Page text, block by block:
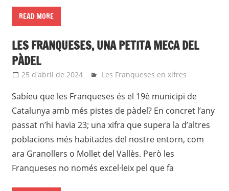
READ MORE
LES FRANQUESES, UNA PETITA MECA DEL
PÀDEL
25 d'abril de 2024 Eli
Les Franqueses en xifres
Sabíeu que les Franqueses és el 19è municipi de
Catalunya amb més pistes de pàdel? En concret l’any
passat n’hi havia 23; una xifra que supera la d’altres
poblacions més habitades del nostre entorn, com
ara Granollers o Mollet del Vallès. Però les
Franqueses no només excel·leix pel que fa